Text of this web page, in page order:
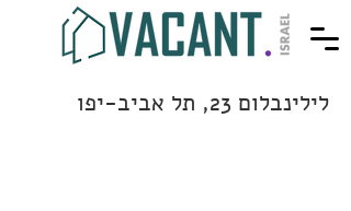
לילינבלום 23, תל אביב-יפו